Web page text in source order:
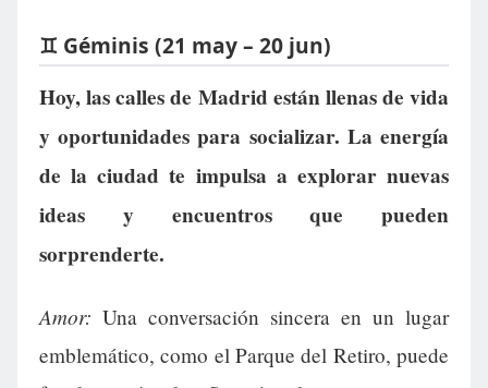
♊ Géminis (21 may – 20 jun)
Hoy, las calles de Madrid están llenas de vida
y oportunidades para socializar. La energía
de la ciudad te impulsa a explorar nuevas
ideas y encuentros que pueden
sorprenderte.
Amor: Una conversación sincera en un lugar
emblemático, como el Parque del Retiro, puede